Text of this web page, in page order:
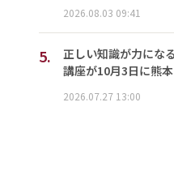
2026.08.03 09:41
5.
正しい知識が力にな
講座が10月3日に熊
2026.07.27 13:00